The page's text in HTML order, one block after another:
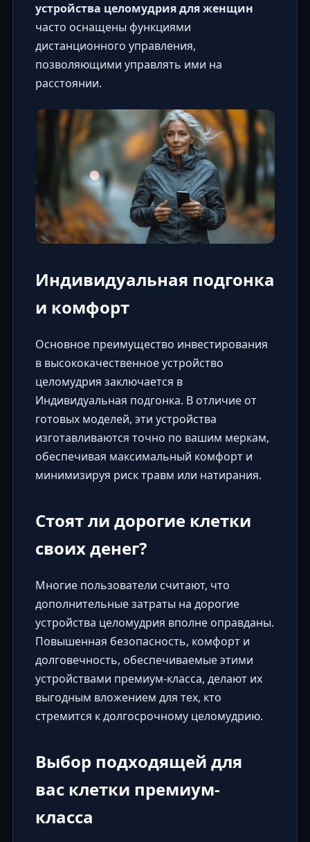
устройства целомудрия для женщин
часто оснащены функциями
дистанционного управления,
позволяющими управлять ими на
расстоянии.
Индивидуальная подгонка
и комфорт
Основное преимущество инвестирования
в высококачественное устройство
целомудрия заключается в
Индивидуальная подгонка. В отличие от
готовых моделей, эти устройства
изготавливаются точно по вашим меркам,
обеспечивая максимальный комфорт и
минимизируя риск травм или натирания.
Стоят ли дорогие клетки
своих денег?
Многие пользователи считают, что
дополнительные затраты на дорогие
устройства целомудрия вполне оправданы.
Повышенная безопасность, комфорт и
долговечность, обеспечиваемые этими
устройствами премиум-класса, делают их
выгодным вложением для тех, кто
стремится к долгосрочному целомудрию.
Выбор подходящей для
вас клетки премиум-
класса